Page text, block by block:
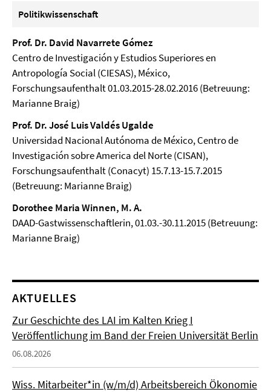
Politikwissenschaft
Prof. Dr. David Navarrete Gómez
Centro de Investigación y Estudios Superiores en
Antropología Social (CIESAS), México,
Forschungsaufenthalt 01.03.2015-28.02.2016 (Betreuung:
Marianne Braig)
Prof. Dr. José Luis Valdés Ugalde
Universidad Nacional Autónoma de México, Centro de
Investigación sobre America del Norte (CISAN),
Forschungsaufenthalt (Conacyt) 15.7.13-15.7.2015
(Betreuung: Marianne Braig)
Dorothee Maria Winnen, M. A.
DAAD-Gastwissenschaftlerin, 01.03.-30.11.2015 (Betreuung:
Marianne Braig)
AKTUELLES
Zur Geschichte des LAI im Kalten Krieg I
Veröffentlichung im Band der Freien Universität Berlin
06.08.2026
Wiss. Mitarbeiter*in (w/m/d) Arbeitsbereich Ökonomie